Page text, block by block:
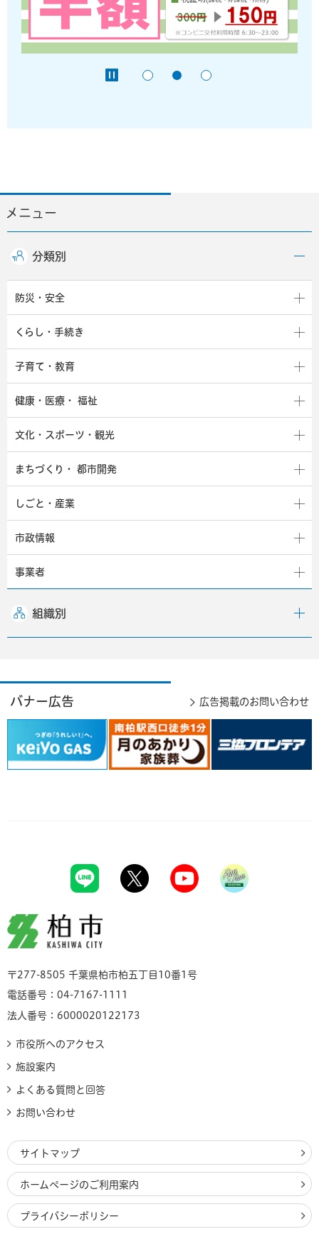
メニュー
分類別
防災・安全
くらし・手続き
子育て・教育
健康・医療・ 福祉
文化・スポーツ・観光
まちづくり・ 都市開発
しごと・産業
市政情報
事業者
組織別
バナー広告 広告掲載のお問い合わせ
柏市
〒277-8505 千葉県柏市柏五丁目10番1号
電話番号：04-7167-1111
法人番号：6000020122173
市役所へのアクセス
施設案内
よくある質問と回答
お問い合わせ
サイトマップ
ホームページのご利用案内
プライバシーポリシー